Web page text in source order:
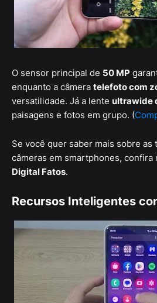
O sensor principal de 50 MP
enquanto a câmera telefoto com
versatilidade. Já a lente ultrawide
paisagens e fotos em grupo. (
Se você quer saber mais sobre as
câmeras em smartphones,
Digital Fatos.
Recursos Inteligentes